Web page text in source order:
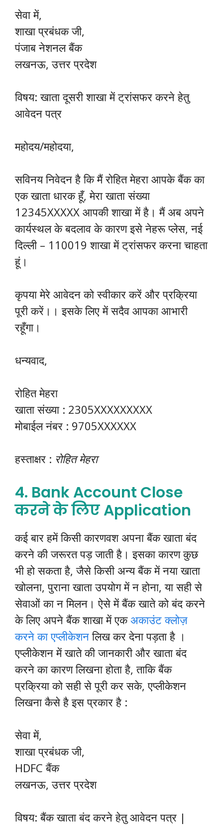
सेवा में,
शाखा प्रबंधक जी,
पंजाब नेशनल बैंक
लखनऊ, उत्तर प्रदेश
विषय: खाता दूसरी शाखा में ट्रांसफर करने हेतु
आवेदन पत्र
महोदय/महोदया,
सविनय निवेदन है कि मैं रोहित मेहरा आपके बैंक का
एक खाता धारक हूँ, मेरा खाता संख्या
12345XXXXX आपकी शाखा में है। मैं अब अपने
कार्यस्थल के बदलाव के कारण इसे नेहरू प्लेस, नई
दिल्ली – 110019 शाखा में ट्रांसफर करना चाहता
हूं।
कृपया मेरे आवेदन को स्वीकार करें और प्रक्रिया
पूरी करें।। इसके लिए में सदैव आपका आभारी
रहूँगा।
धन्यवाद,
रोहित मेहरा
खाता संख्या : 2305XXXXXXXXX
मोबाईल नंबर : 9705XXXXXX
हस्ताक्षर : रोहित मेहरा
4. Bank Account Close
करने के लिए Application
कई बार हमें किसी कारणवश अपना बैंक खाता बंद
करने की जरूरत पड़ जाती है। इसका कारण कुछ
भी हो सकता है, जैसे किसी अन्य बैंक में नया खाता
खोलना, पुराना खाता उपयोग में न होना, या सही से
सेवाओं का न मिलन। ऐसे में बैंक खाते को बंद करने
के लिए अपने बैंक शाखा में एकअकाउंट क्लोज़
करने का एप्लीकेशनलिख कर देना पड़ता है ।
एप्लीकेशन में खाते की जानकारी और खाता बंद
करने का कारण लिखना होता है, ताकि बैंक
प्रक्रिया को सही से पूरी कर सके, एप्लीकेशन
लिखना कैसे है इस प्रकार है :
सेवा में,
शाखा प्रबंधक जी,
HDFC बैंक
लखनऊ, उत्तर प्रदेश
विषय: बैंक खाता बंद करने हेतु आवेदन पत्र |